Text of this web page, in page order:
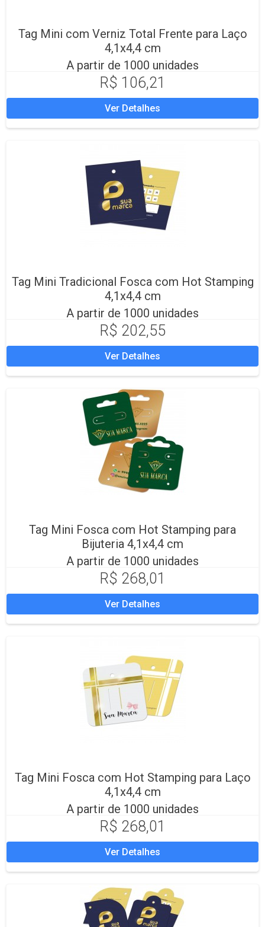
Tag Mini com Verniz Total Frente para Laço
4,1x4,4 cm
A partir de 1000 unidades
R$ 106,21
Ver Detalhes
Tag Mini Tradicional Fosca com Hot Stamping
4,1x4,4 cm
A partir de 1000 unidades
R$ 202,55
Ver Detalhes
Tag Mini Fosca com Hot Stamping para
Bijuteria 4,1x4,4 cm
A partir de 1000 unidades
R$ 268,01
Ver Detalhes
Tag Mini Fosca com Hot Stamping para Laço
4,1x4,4 cm
A partir de 1000 unidades
R$ 268,01
Ver Detalhes